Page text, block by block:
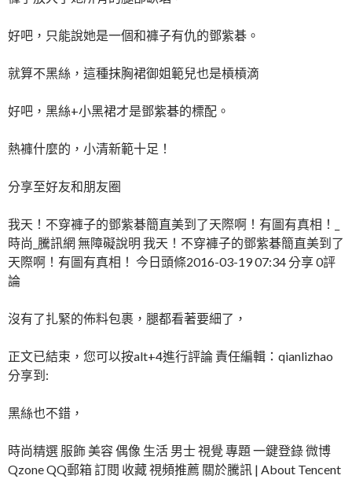
好吧，只能說她是一個和褲子有仇的鄧紫碁。
就算不黑絲，這種抹胸裙御姐範兒也是槓槓滴
好吧，黑絲+小黑裙才是鄧紫碁的標配。
熱褲什麼的，小清新範十足！
分享至好友和朋友圈
我天！不穿褲子的鄧紫碁簡直美到了天際啊！有圖有真相！_
時尚_騰訊網 無障礙說明 我天！不穿褲子的鄧紫碁簡直美到了
天際啊！有圖有真相！ 今日頭條2016-03-19 07:34 分享 0評
論
沒有了扎緊的佈料包裹，腿都看著要細了，
正文已結束，您可以按alt+4進行評論 責任編輯：qianlizhao
分享到:
黑絲也不錯，
時尚精選 服飾 美容 偶像 生活 男士 視覺 專題 一鍵登錄 微博
Qzone QQ郵箱 訂閱 收藏 視頻推薦 關於騰訊 | About Tencent